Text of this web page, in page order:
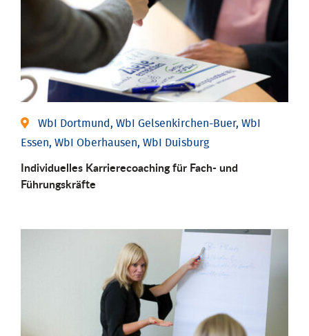
WbI Dortmund, WbI Gelsenkirchen-Buer, WbI
Essen, WbI Oberhausen, WbI Duisburg
Individu­elles Karrierecoaching für Fach-­ und
Führungs­kräfte